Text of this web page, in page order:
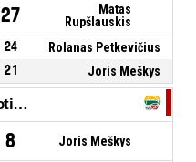
27
Matas
Rupšlauskis
24
Rolanas Petkevičius
21 Joris Meškys
Atkovoti kamuoliai
8 Joris Meškys